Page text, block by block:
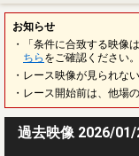
お知らせ
・「条件に合致する映像
ちら をご確認ください。
・レース映像が見られな
・レース開始前は、他場
過去映像 2026/01/